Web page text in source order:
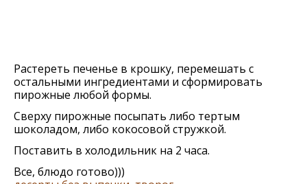
Растереть печенье в крошку, перемешать с
остальными ингредиентами и сформировать
пирожные любой формы.
Сверху пирожные посыпать либо тертым
шоколадом, либо кокосовой стружкой.
Поставить в холодильник на 2 часа.
Все, блюдо готово)))